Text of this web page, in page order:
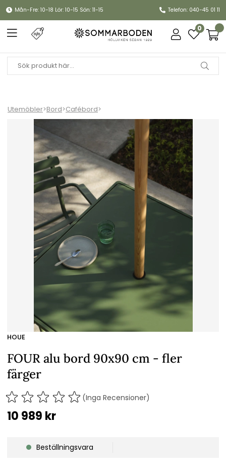
Mån-Fre: 10-18 Lör: 10-15 Sön: 11-15 Telefon: 040-45 01 11
0
Utemöbler>Bord>Cafébord>
FOUR alu bord 90x90 cm - fler färger
HOUE
FOUR alu bord 90x90 cm - fler
färger
(Inga Recensioner)
10 989 kr
Beställningsvara